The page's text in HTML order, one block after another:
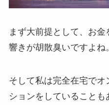
まず大前提として、お金
響きが胡散臭いですよね。
そして私は完全在宅でオ
ションをしていること